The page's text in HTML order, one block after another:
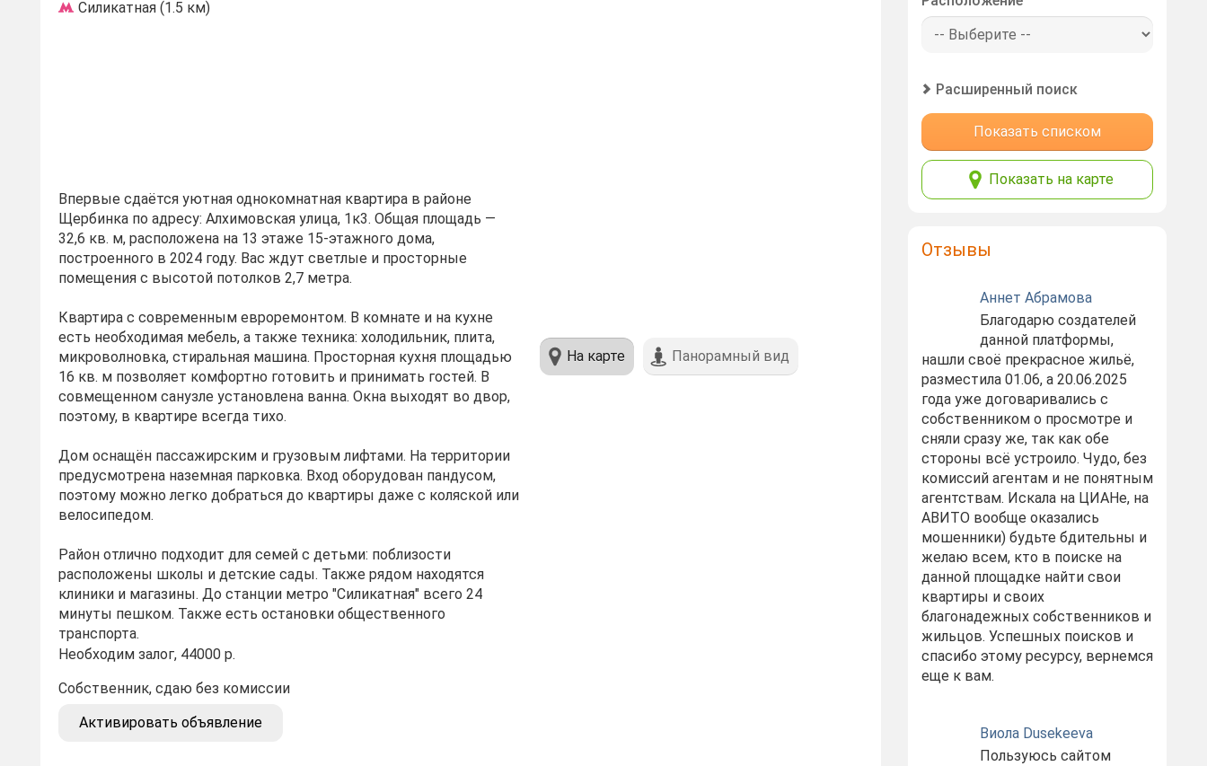
Силикатная (1.5 км)
Впервые сдаётся уютная однокомнатная квартира в районе
Щербинка по адресу: Алхимовская улица, 1к3. Общая площадь —
32,6 кв. м, расположена на 13 этаже 15-этажного дома,
построенного в 2024 году. Вас ждут светлые и просторные
помещения с высотой потолков 2,7 метра.
Квартира с современным евроремонтом. В комнате и на кухне
есть необходимая мебель, а также техника: холодильник, плита,
микроволновка, стиральная машина. Просторная кухня площадью
16 кв. м позволяет комфортно готовить и принимать гостей. В
совмещенном санузле установлена ванна. Окна выходят во двор,
поэтому, в квартире всегда тихо.
Дом оснащён пассажирским и грузовым лифтами. На территории
предусмотрена наземная парковка. Вход оборудован пандусом,
поэтому можно легко добраться до квартиры даже с коляской или
велосипедом.
Район отлично подходит для семей с детьми: поблизости
расположены школы и детские сады. Также рядом находятся
клиники и магазины. До станции метро "Силикатная" всего 24
минуты пешком. Также есть остановки общественного
транспорта.
Необходим залог, 44000 р.
Собственник, сдаю без комиссии
Активировать объявление
На карте Панорамный вид
Расширенный поиск
Показать списком
Показать на карте
Отзывы
Аннет Абрамова
Благодарю создателей
данной платформы,
нашли своё прекрасное жильё,
разместила 01.06, а 20.06.2025
года уже договаривались с
собственником о просмотре и
сняли сразу же, так как обе
стороны всё устроило. Чудо, без
комиссий агентам и не понятным
агентствам. Искала на ЦИАНе, на
АВИТО вообще оказались
мошенники) будьте бдительны и
желаю всем, кто в поиске на
данной площадке найти свои
квартиры и своих
благонадежных собственников и
жильцов. Успешных поисков и
спасибо этому ресурсу, вернемся
еще к вам.
Виола Dusekeeva
Пользуюсь сайтом